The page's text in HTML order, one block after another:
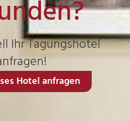
Ihr Tagungshotel
Hotel anfragen